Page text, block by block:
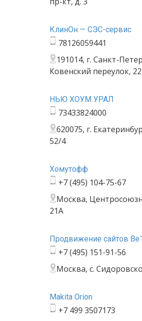
КлинОн — СЭС-сервис
78126059441
191014, г. Санкт-
Ковенский переулок,
НЬЮ ХОУМ УРАЛ
73433824000
620075, г.
52/4
Хомутофф
+7 (495) 104-75-67
Москва,
21А
Продвижение сайтов
+7 (495) 151-91-56
Москва, с.
Makita Orion
+7 499 3507173